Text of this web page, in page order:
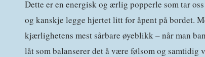
Dette er en energisk og ærlig popperle som tar
og kanskje legge hjertet litt for åpent på bordet.
kjærlighetens mest sårbare øyeblikk – når man
låt som balanserer det å være følsom og